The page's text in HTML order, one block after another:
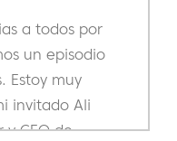
a todos por
un episodio
Estoy muy
invitado Ali
CEO de